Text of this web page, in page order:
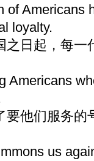
of Americans
loyalty.
之日起，每一
Americans
要他们服务的
us